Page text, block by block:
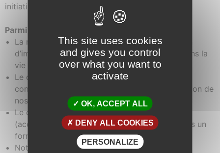
initiatives portées par ces derniers.
Parmi les temps forts de l’année :
La mise en place des comités de proximité, afin
d’impliquer colocataires, familles et proches dans la
vie de l’association,
Le déploiement de Casper, notre logiciel métier
conçu en interne et entièrement dédié à la gestion de
nos habitats inclusifs,
Le déploiement du dispositif Envole-moi
(accompagnement et soutien des familles), sous un
format de pair-aidance,
Notre accompagnement vers une transition
This site uses cookies
and gives you control
over what you want to
activate
OK, ACCEPT ALL
DENY ALL COOKIES
PERSONALIZE